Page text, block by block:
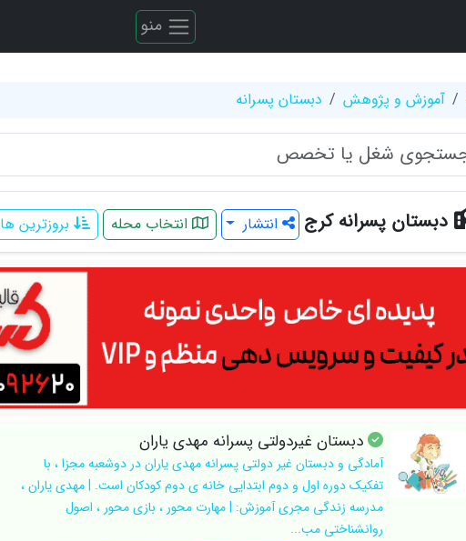
منو
آموزش و پژوهش دبستان پسرانه
دبستان پسرانه کرج انتشار انتخاب محله بروزترین ها
دبستان غیردولتی پسرانه مهدی یاران
آمادگی و دبستان غیر دولتی پسرانه مهدی یاران در دوشعبه مجزا ، با
تفکیک دوره اول و دوم ابتدایی خانه ی دوم کودکان است. | مهدی یاران ،
مدرسه زندگی مجری آموزش: | مهارت محور ، بازی محور ، اصول
روانشناختی مب...